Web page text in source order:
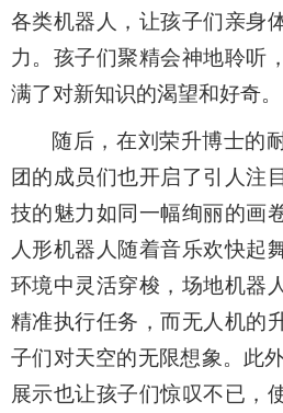
各类机器人，让孩子们亲身
力。孩子们聚精会神地聆听
满了对新知识的渴望和好奇。
随后，在刘荣升博士的
团的成员们也开启了引人注
技的魅力如同一幅绚丽的画
人形机器人随着音乐欢快起
环境中灵活穿梭，场地机器
精准执行任务，而无人机的
子们对天空的无限想象。此
展示也让孩子们惊叹不已，